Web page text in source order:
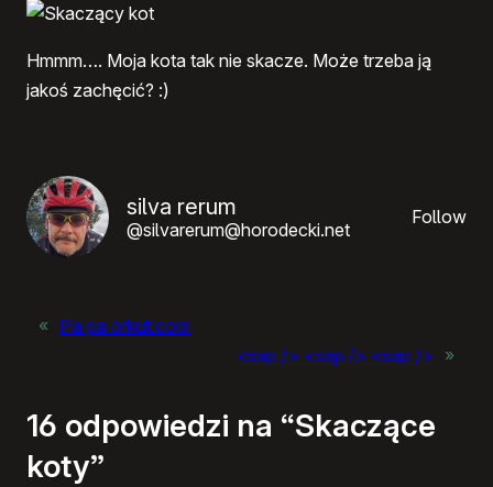
Hmmm…. Moja kota tak nie skacze. Może trzeba ją
jakoś zachęcić? :)
silva rerum
@silvarerum@horodecki.net
Follow
« Pa pa orkut.com
<sap /> <sap /> <sap /> »
16 odpowiedzi na “Skaczące
koty”